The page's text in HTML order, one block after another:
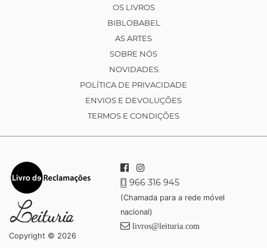
OS LIVROS
BIBLOBABEL
AS ARTES
SOBRE NÓS
NOVIDADES
POLÍTICA DE PRIVACIDADE
ENVIOS E DEVOLUÇÕES
TERMOS E CONDIÇÕES
Copyright © 2026
966 316 945
(Chamada para a rede móvel
nacional)
livros@leituria.com